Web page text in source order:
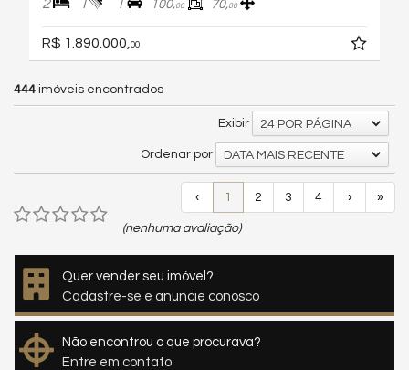
2 1 1 100,00 70,00
R$ 1.890.000, 00
444 imóveis encontrados
Exibir 24 POR PÁGINA
Ordenar por DATA MAIS RECENTE
‹ 1 2 3 4 › »
(nenhuma avaliação)
Quer vender seu imóvel?
Cadastre-se e anuncie conosco
Não encontrou o que procurava?
Entre em contato